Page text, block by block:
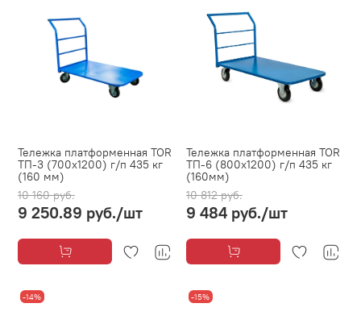
Тележка платформенная TOR
ТП-3 (700x1200) г/п 435 кг
(160 мм)
10 160 руб.
9 250.89 руб./шт
Тележка платформенная TOR
ТП-6 (800х1200) г/п 435 кг
(160мм)
10 812 руб.
9 484 руб./шт
-14% -15%